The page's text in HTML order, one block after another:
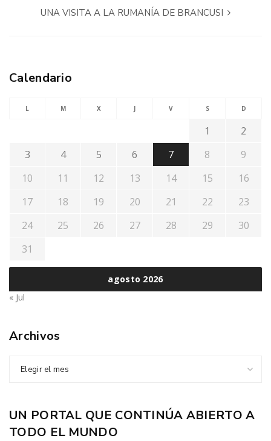
UNA VISITA A LA RUMANÍA DE BRANCUSI
Calendario
agosto 2026
L M X J V S D
1
2
3
4 5 6 7 8
9
10
11 12 13 14 15
16
17
18 19 20 21 22
23
24
25 26 27 28 29
30
31
« Jul
Archivos
Elegir el mes
UN PORTAL QUE CONTINÚA ABIERTO A
TODO EL MUNDO